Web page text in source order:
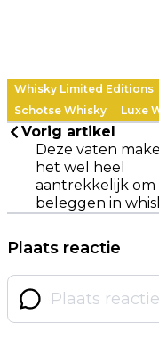
Whisky Limited Editions
Schotse Whisky
Luxe
Vorig artikel
Deze vaten
het wel heel
aantrekkelijk om
beleggen in
Plaats reactie